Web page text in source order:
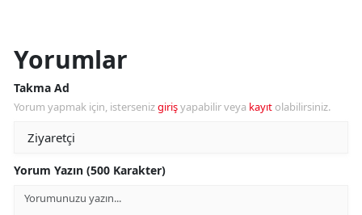
Yorumlar
Takma Ad
Yorum yapmak için, istersenizgirişyapabilir veya kayıt olabilirsiniz.
Yorum Yazın (500 Karakter)